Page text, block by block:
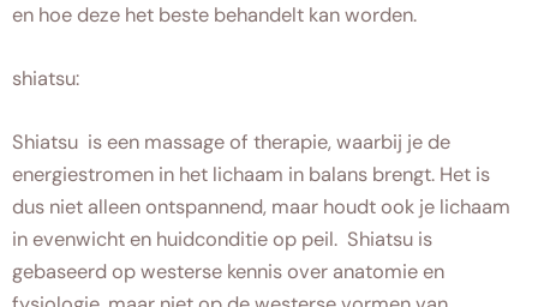
en hoe deze het beste behandelt kan worden.
shiatsu:
Shiatsu is een massage of therapie, waarbij je de
energiestromen in het lichaam in balans brengt. Het is
dus niet alleen ontspannend, maar houdt ook je lichaam
in evenwicht en huidconditie op peil. Shiatsu is
gebaseerd op westerse kennis over anatomie en